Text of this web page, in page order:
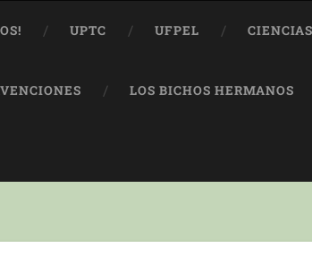
UPTC UFPEL
LOS BICHOS HERMANOS